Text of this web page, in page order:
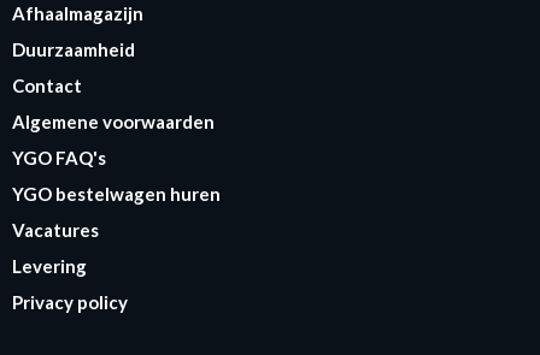
Afhaalmagazijn
Duurzaamheid
Contact
Algemene voorwaarden
YGO FAQ's
YGO bestelwagen huren
Vacatures
Levering
Privacy policy